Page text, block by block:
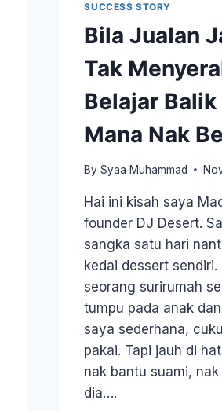
SUCCESS STORY
Bila Jualan
Tak
Belajar Balik
Mana Nak
By Syaa Muhammad
Hai ini kisah saya
founder DJ Desert.
sangka satu hari
kedai dessert
seorang surirumah
tumpu pada anak
saya sederhana,
pakai. Tapi jauh di
nak bantu suami,
dia….